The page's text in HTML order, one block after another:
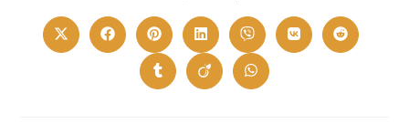
CONTENT
Opens
in
Opens
in
window
Opens
in
a
new
window
Opens
in
a
new
window
Opens
in
a
new
window
Opens
in
Opens
in
Opens
in
Opens
in
Opens
in